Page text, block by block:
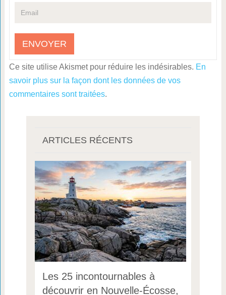
Ce site utilise Akismet pour réduire les indésirables. En
savoir plus sur la façon dont les données de vos
commentaires sont traitées.
ARTICLES RÉCENTS
Les 25 incontournables à
découvrir en Nouvelle-Écosse,